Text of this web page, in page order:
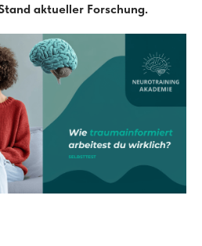
aktueller Forschung.